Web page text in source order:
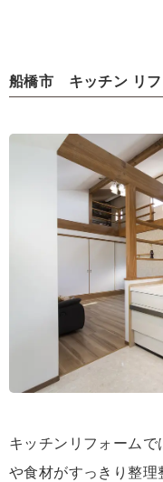
船橋市 キッチン リフ
キッチンリフォーム
や食材がすっきり整